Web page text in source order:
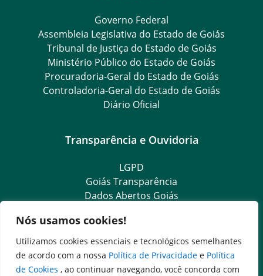
Nós usamos cookies!
Utilizamos cookies essenciais e tecnológicos semelhantes
de acordo com a nossa Política de Privacidade e Política
de Cookies , ao continuar navegando, você concorda com
Governo Federal
Assembleia Legislativa do Estado de Goiás
Tribunal de Justiça do Estado de Goiás
Ministério Público do Estado de Goiás
Procuradoria-Geral do Estado de Goiás
Controladoria-Geral do Estado de Goiás
Diário Oficial
Transparência e Ouvidoria
LGPD
Goiás Transparência
Dados Abertos Goiás
e-SIC – Serviço Eletrônico de Informação ao Cidadão
Ouvidoria Setorial (Expresso)
Ouvidoria Setorial (Presencial)